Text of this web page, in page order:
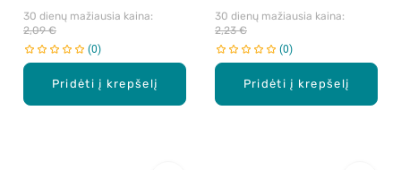
Pridėti į krepšelį
30 dienų mažiausia kaina:
2,09 €
0
Pridėti į krepšelį
30 dienų mažiausia kaina:
2,23 €
0